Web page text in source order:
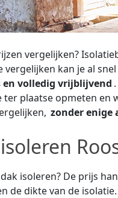
vergelijken?
vergelijken kan je al
volledig vrijblijvend
ter plaatse opmeten en
zonder enige
isoleren? De prijs
de dikte van de isolatie.